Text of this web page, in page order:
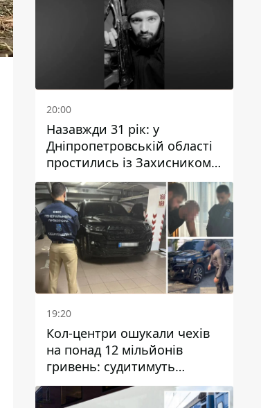
20:00
Назавжди 31 рік: у
Дніпропетровській області
простились із Захисником
Олександром Рєпіним
19:20
Кол-центри ошукали чехів
на понад 12 мільйонів
гривень: судитимуть
дніпрянина, який
організував